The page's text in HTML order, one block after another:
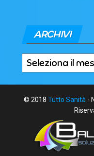
ARCHIVI
Archivi
© 2018 Tutto Sanità -